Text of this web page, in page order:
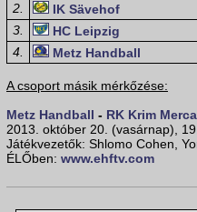
2.
IK Sävehof
3.
HC Leipzig
4.
Metz Handball
A csoport másik mérkőzése:
Metz Handball - RK Krim
2013. október 20. (vasárnap),
Játékvezetők: Shlomo Cohen,
ÉLŐben: www.ehftv.com